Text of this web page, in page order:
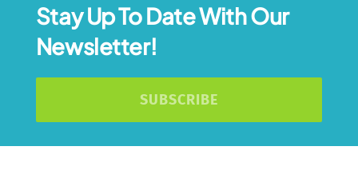
Stay Up To Date With Our
Newsletter!
SUBSCRIBE